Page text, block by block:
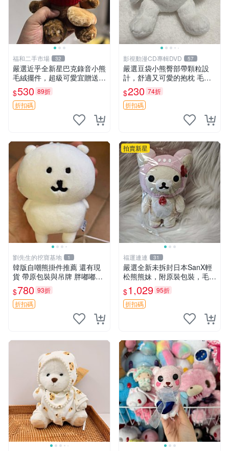
福和二手市場 32
嚴選近乎全新星巴克錄音小熊
毛絨擺件，超級可愛宜贈送掛
飾 錄音小熊 毛絨擺件 贈品
$530 89折
折扣碼
影視動漫CD專輯DVD 57
嚴選豆袋小熊臀部帶顆粒設
計，舒適又可愛的抱枕 毛絨
抱枕、臀部按摩、坐墊
$230 74折
折扣碼
劉先生的挖寶基地 1
韓版自嘲熊掛件推薦 還有現
貨 帶原包裝與吊牌 胖嘟嘟超
可愛 毛絨手感佳 小熊掛件 自
嘲抱枕 小熊抱枕
$780 93折
折扣碼
拍賣新星
福運連連 31
嚴選全新未拆封日本SanX輕
松熊熊妹，附原裝包裝，毛絨
質地極佳，細膩可愛，推薦收
藏兼送禮，適合女性好友或家
人，限量釋出。鬆熊、熊玩
$1,029 95折
折扣碼